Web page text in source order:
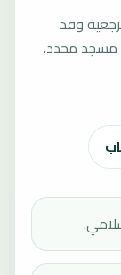
وقد
مسجد محدد.